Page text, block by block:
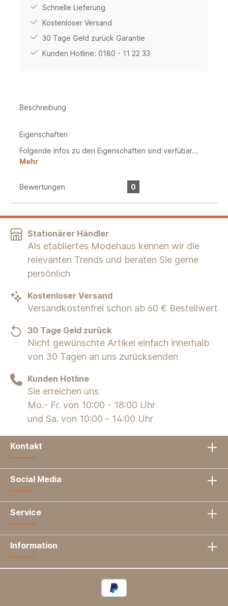
Schnelle Lieferung
Kostenloser Versand
30 Tage Geld zurück Garantie
Kunden Hotline: 0180 - 11 22 33
Beschreibung
Eigenschaften
Folgende Infos zu den Eigenschaften sind verfübar...
Mehr
Bewertungen 0
Stationärer Händler
Als etabliertes Modehaus kennen wir die
relevanten Trends und beraten Sie gerne
persönlich
Kostenloser Versand
Versandkostenfrei schon ab 60 € Bestellwert
30 Tage Geld zurück
Nicht gewünschte Artikel einfach innerhalb
von 30 Tagen an uns zurücksenden
Kunden Hotline
Sie erreichen uns
Mo.- Fr. von 10:00 - 18:00 Uhr
und Sa. von 10:00 - 14:00 Uhr
Kontakt
Social Media
Service
Information